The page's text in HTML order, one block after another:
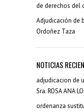
de derechos del
Adjudicación de
Ordoñez Taza
NOTICIAS
adjudicacion de
Sra. ROSA ANA
ordenanza